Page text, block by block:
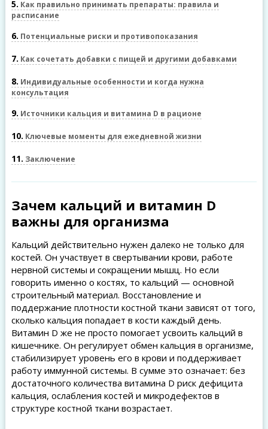
5 Как правильно принимать препараты: правила и
расписание
6 Потенциальные риски и противопоказания
7 Как сочетать добавки с пищей и другими добавками
8 Индивидуальные особенности и когда нужна
консультация
9 Источники кальция и витамина D в рационе
10 Ключевые моменты для ежедневной жизни
11 Заключение
Зачем кальций и витамин D
важны для организма
Кальций действительно нужен далеко не только для
костей. Он участвует в свертывании крови, работе
нервной системы и сокращении мышц. Но если
говорить именно о костях, то кальций — основной
строительный материал. Восстановление и
поддержание плотности костной ткани зависят от того,
сколько кальция попадает в кости каждый день.
Витамин D же не просто помогает усвоить кальций в
кишечнике. Он регулирует обмен кальция в организме,
стабилизирует уровень его в крови и поддерживает
работу иммунной системы. В сумме это означает: без
достаточного количества витамина D риск дефицита
кальция, ослабления костей и микродефектов в
структуре костной ткани возрастает.